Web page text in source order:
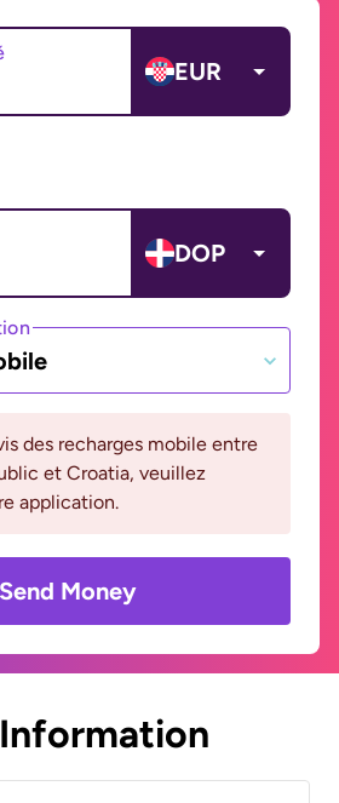
EUR
DOP
des recharges mobile entre
et Croatia, veuillez
application.
Send Money